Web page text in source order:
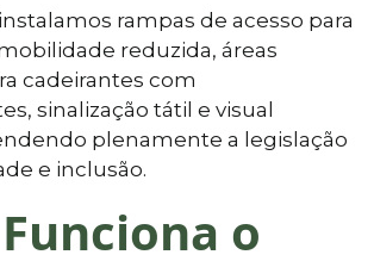
rampas de acesso para
reduzida, áreas
cadeirantes com
sinalização tátil e visual
plenamente a legislação
e inclusão.
o